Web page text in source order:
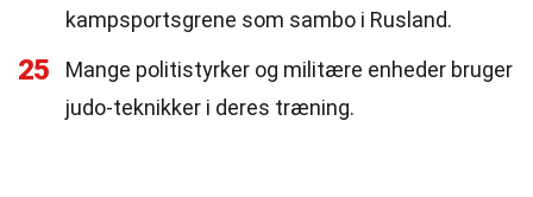
kampsportsgrene som sambo i Rusland.
25
Mange politistyrker og militære enheder bruger
judo-teknikker i deres træning.